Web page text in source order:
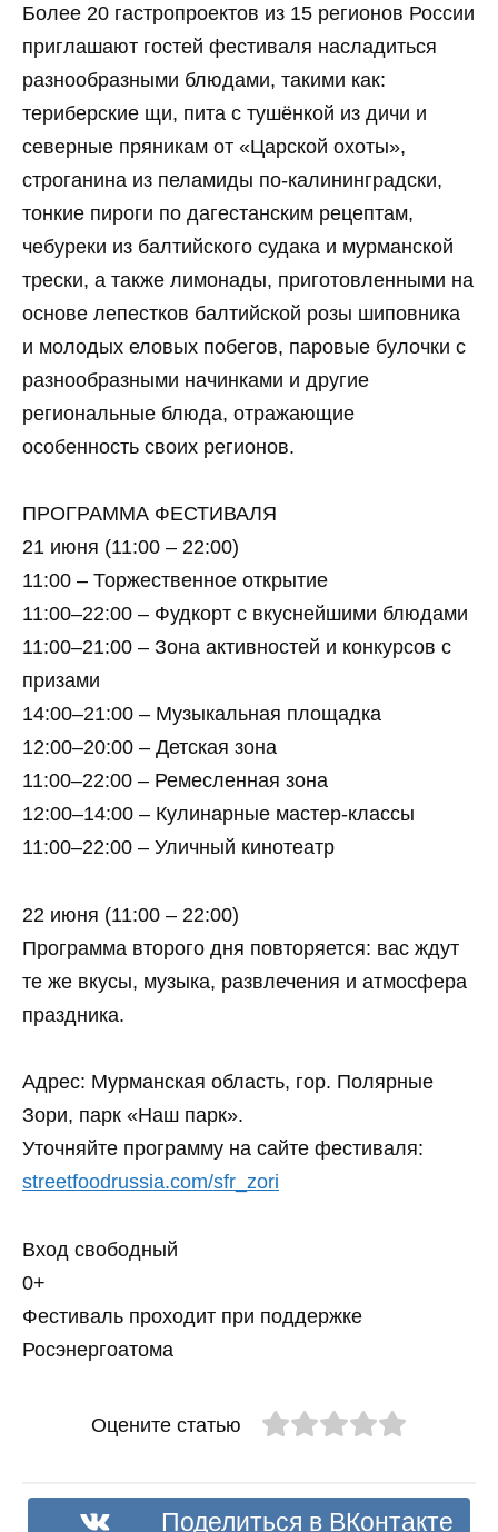
Более 20 гастропроектов из 15 регионов России
приглашают гостей фестиваля насладиться
разнообразными блюдами, такими как:
териберские щи, пита с тушёнкой из дичи и
северные пряникам от «Царской охоты»,
строганина из пеламиды по-калининградски,
тонкие пироги по дагестанским рецептам,
чебуреки из балтийского судака и мурманской
трески, а также лимонады, приготовленными на
основе лепестков балтийской розы шиповника
и молодых еловых побегов, паровые булочки с
разнообразными начинками и другие
региональные блюда, отражающие
особенность своих регионов.
ПРОГРАММА ФЕСТИВАЛЯ
21 июня (11:00 – 22:00)
11:00 – Торжественное открытие
11:00–22:00 – Фудкорт с вкуснейшими блюдами
11:00–21:00 – Зона активностей и конкурсов с
призами
14:00–21:00 – Музыкальная площадка
12:00–20:00 – Детская зона
11:00–22:00 – Ремесленная зона
12:00–14:00 – Кулинарные мастер-классы
11:00–22:00 – Уличный кинотеатр
22 июня (11:00 – 22:00)
Программа второго дня повторяется: вас ждут
те же вкусы, музыка, развлечения и атмосфера
праздника.
Адрес: Мурманская область, гор. Полярные
Зори, парк «Наш парк».
Уточняйте программу на сайте фестиваля:
streetfoodrussia.com/sfr_zori
Вход свободный
0+
Фестиваль проходит при поддержке
Росэнергоатома
Оцените статью
Поделиться в ВКонтакте